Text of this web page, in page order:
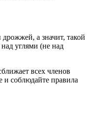
а значит, такой
углями (не над
всех членов
и соблюдайте правила